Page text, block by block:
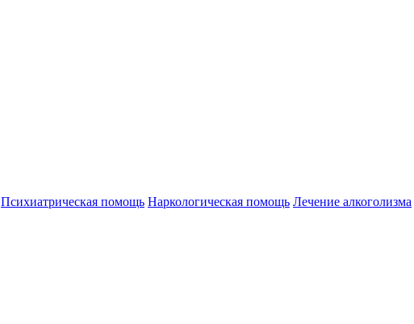
Психиатрическая помощь Наркологическая помощь Лечение алкоголизма